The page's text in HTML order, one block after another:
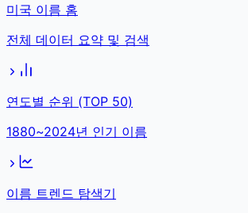
미국 이름 홈
전체 데이터 요약 및 검색
연도별 순위 (TOP 50)
1880~2024년 인기 이름
이름 트렌드 탐색기